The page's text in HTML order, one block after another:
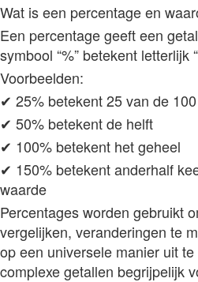
Wat is een percentage en
Een percentage geeft een
symbool “%” betekent letterlijk
Voorbeelden:
✔ 25% betekent 25 van de 100
✔ 50% betekent de helft
✔ 100% betekent het geheel
✔ 150% betekent anderhalf
waarde
Percentages worden gebruikt
vergelijken, veranderingen te
op een universele manier uit
complexe getallen begrijpelijk